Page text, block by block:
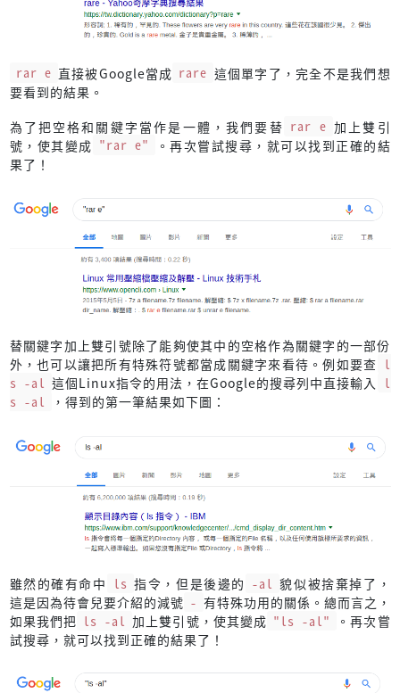
rar e 直接被Google當成 rare 這個單字了，完全不是我們想
要看到的結果。
為了把空格和關鍵字當作是一體，我們要替 rar e 加上雙引
號，使其變成 "rar e"
。再次嘗試搜尋，就可以找到正確的結
果了！
替關鍵字加上雙引號除了能夠使其中的空格作為關鍵字的一部份
外，也可以讓把所有特殊符號都當成關鍵字來看待。例如要查 l
s -al 這個Linux指令的用法，在Google的搜尋列中直接輸入
l
s -al
，得到的第一筆結果如下圖：
雖然的確有命中 ls 指令，但是後邊的 -al 貌似被捨棄掉了，
這是因為待會兒要介紹的減號 - 有特殊功用的關係。總而言之，
如果我們把 ls -al 加上雙引號，使其變成 "ls -al"
。再次嘗
試搜尋，就可以找到正確的結果了！